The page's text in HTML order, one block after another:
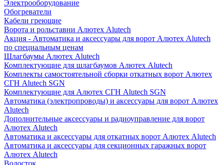
Электрооборудование
Обогреватели
Кабели греющие
Ворота и рольставни Алютех Alutech
Акция - Автоматика и аксессуары для ворот Алютех Alutech
по специальным ценам
Шлагбаумы Алютех Alutech
Комплектующие для шлагбаумов Алютех Alutech
Комплекты самостоятельной сборки откатных ворот Алютех
СГН Alutech SGN
Комплектующие для Алютех СГН Alutech SGN
Автоматика (электропроводы) и аксессуары для ворот Алютех
Alutech
Дополнительные аксессуары и радиоуправление для ворот
Алютех Alutech
Автоматика и аксессуары для откатных ворот Алютех Alutech
Автоматика и аксессуары для секционных гаражных ворот
Алютех Alutech
Водосток